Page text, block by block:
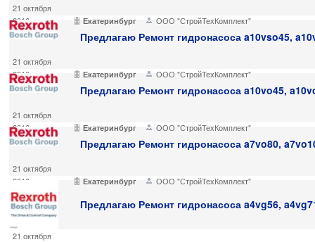
21 октября
2016
Екатеринбург ООО "СтройТехКомплект"
Предлагаю Ремонт гидронасоса a10vso45,
21 октября
2016
Екатеринбург ООО "СтройТехКомплект"
Предлагаю Ремонт гидронасоса a10vo45,
21 октября
2016
Екатеринбург ООО "СтройТехКомплект"
Предлагаю Ремонт гидронасоса a7vo80,
21 октября
2016
Екатеринбург ООО "СтройТехКомплект"
Предлагаю Ремонт гидронасоса a4vg56,
21 октября